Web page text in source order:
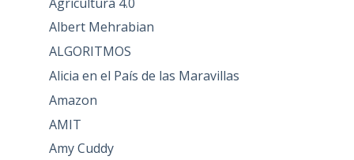
Albert Mehrabian
ALGORITMOS
Alicia en el País de las Maravillas
Amazon
AMIT
Amy Cuddy